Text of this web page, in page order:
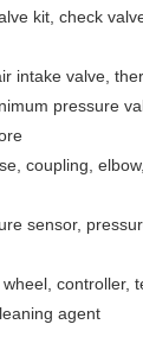
kit, check
intake valve,
pressure
coupling,
sensor,
controller,
agent